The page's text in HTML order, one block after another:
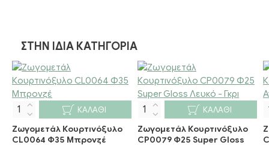
ΣΤΗΝ ΊΔΙΑ ΚΑΤΗΓΟΡΊΑ
Ζωγομετάλ Κουρτινόξυλο
CL0064 Φ35 Μπρονζέ
ΚΑΛΆΘΙ
Ζωγομετάλ Κουρτινόξυλο
CP0079 Φ25 Super Gloss
ΚΑΛΆΘΙ